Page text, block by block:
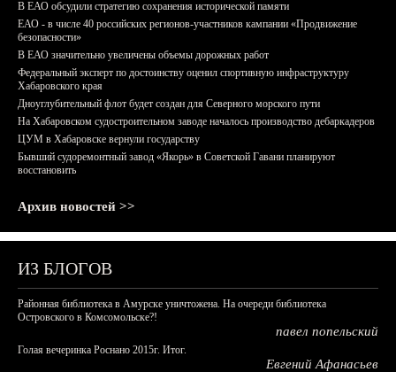
В ЕАО обсудили стратегию сохранения исторической памяти
ЕАО - в числе 40 российских регионов-участников кампании «Продвижение
безопасности»
В ЕАО значительно увеличены объемы дорожных работ
Федеральный эксперт по достоинству оценил спортивную инфраструктуру
Хабаровского края
Дноуглубительный флот будет создан для Северного морского пути
На Хабаровском судостроительном заводе началось производство дебаркадеров
ЦУМ в Хабаровске вернули государству
Бывший судоремонтный завод «Якорь» в Советской Гавани планируют
восстановить
Архив новостей >>
ИЗ БЛОГОВ
Районная библиотека в Амурске уничтожена. На очереди библиотека
Островского в Комсомольске?!
павел попельский
Голая вечеринка Роснано 2015г. Итог.
Евгений Афанасьев